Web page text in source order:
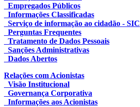
Empregados Públicos
Informações Classificadas
Serviço de informação ao cidadão - SIC
Perguntas Frequentes
Tratamento de Dados Pessoais
Sanções Administrativas
Dados Abertos
Relações com Acionistas
Visão Institucional
Governança Corporativa
Informações aos Acionistas